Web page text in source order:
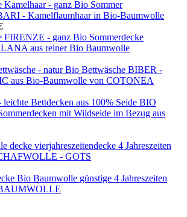
Bio Sommer
- Kamelflaumhaar in Bio-Baumwolle
Bio Sommerdecke
aus reiner Bio Baumwolle
Bio Bettwäsche BIBER -
aus Bio-Baumwolle von COTONEA
BIO
mit Wildseide im Bezug aus
4 Jahreszeiten
- GOTS
günstige 4 Jahreszeiten